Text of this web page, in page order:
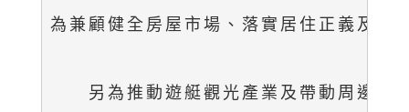
為兼顧健全房屋市場、落實居住正義及經
另為推動遊艇觀光產業及帶動周邊產